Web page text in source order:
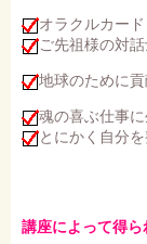
オラクルカー
ご先祖様の対
地球のために
魂の喜ぶ仕事
とにかく自分
講座によって得